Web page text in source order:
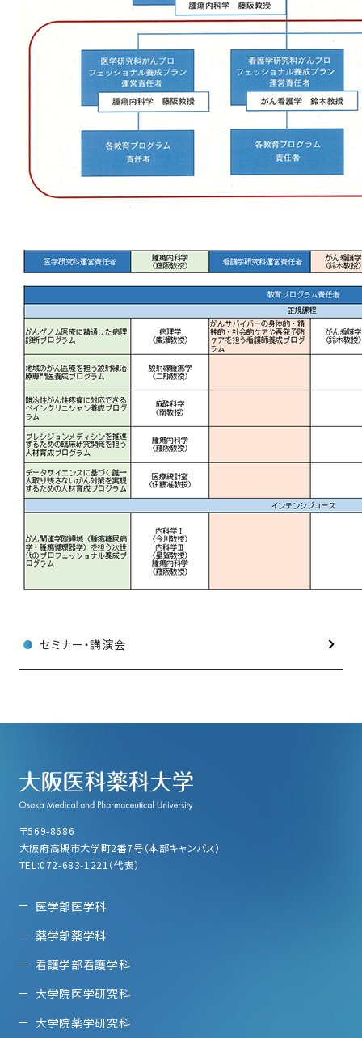
セミナー・講演会
〒569-8686
大阪府高槻市大学町2番7号（本部キャンパス）
TEL:072-683-1221（代表）
医学部医学科
薬学部薬学科
看護学部看護学科
大学院医学研究科
大学院薬学研究科